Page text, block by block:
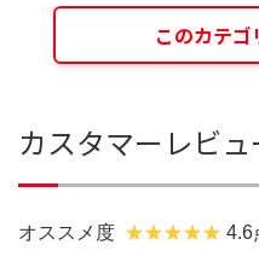
このカテ
カスタマーレビュ
オススメ度 4.6